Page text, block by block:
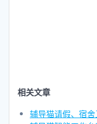
相关文章
辅导猫请假、宿